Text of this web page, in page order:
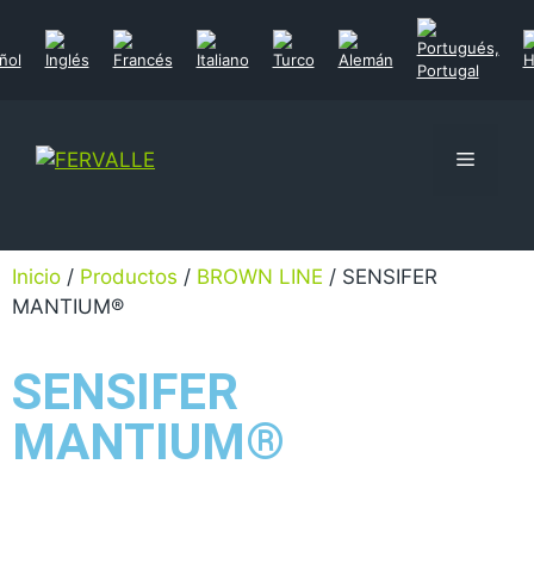
Inicio / Productos / BROWN LINE / SENSIFER
MANTIUM®
SENSIFER
MANTIUM®